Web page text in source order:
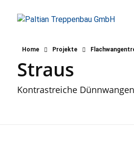
Home Projekte
Straus
Kontrastreiche